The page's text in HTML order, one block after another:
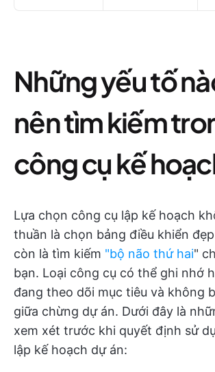
Những yếu tố
nên tìm kiếm
công cụ kế
Lựa chọn công cụ lập kế hoạch
thuần là chọn bảng điều khiển
còn là tìm kiếm "bộ não thứ hai"
bạn. Loại công cụ có thể ghi nhớ
đang theo dõi mục tiêu và không
giữa chừng dự án. Dưới đây là
xem xét trước khi quyết định sử
lập kế hoạch dự án: